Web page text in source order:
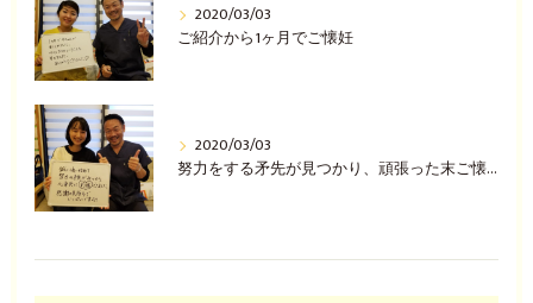
2020/03/03
ご紹介から1ヶ月でご懐妊
2020/03/03
努力をする矛先が見つかり、頑張った末ご懐妊